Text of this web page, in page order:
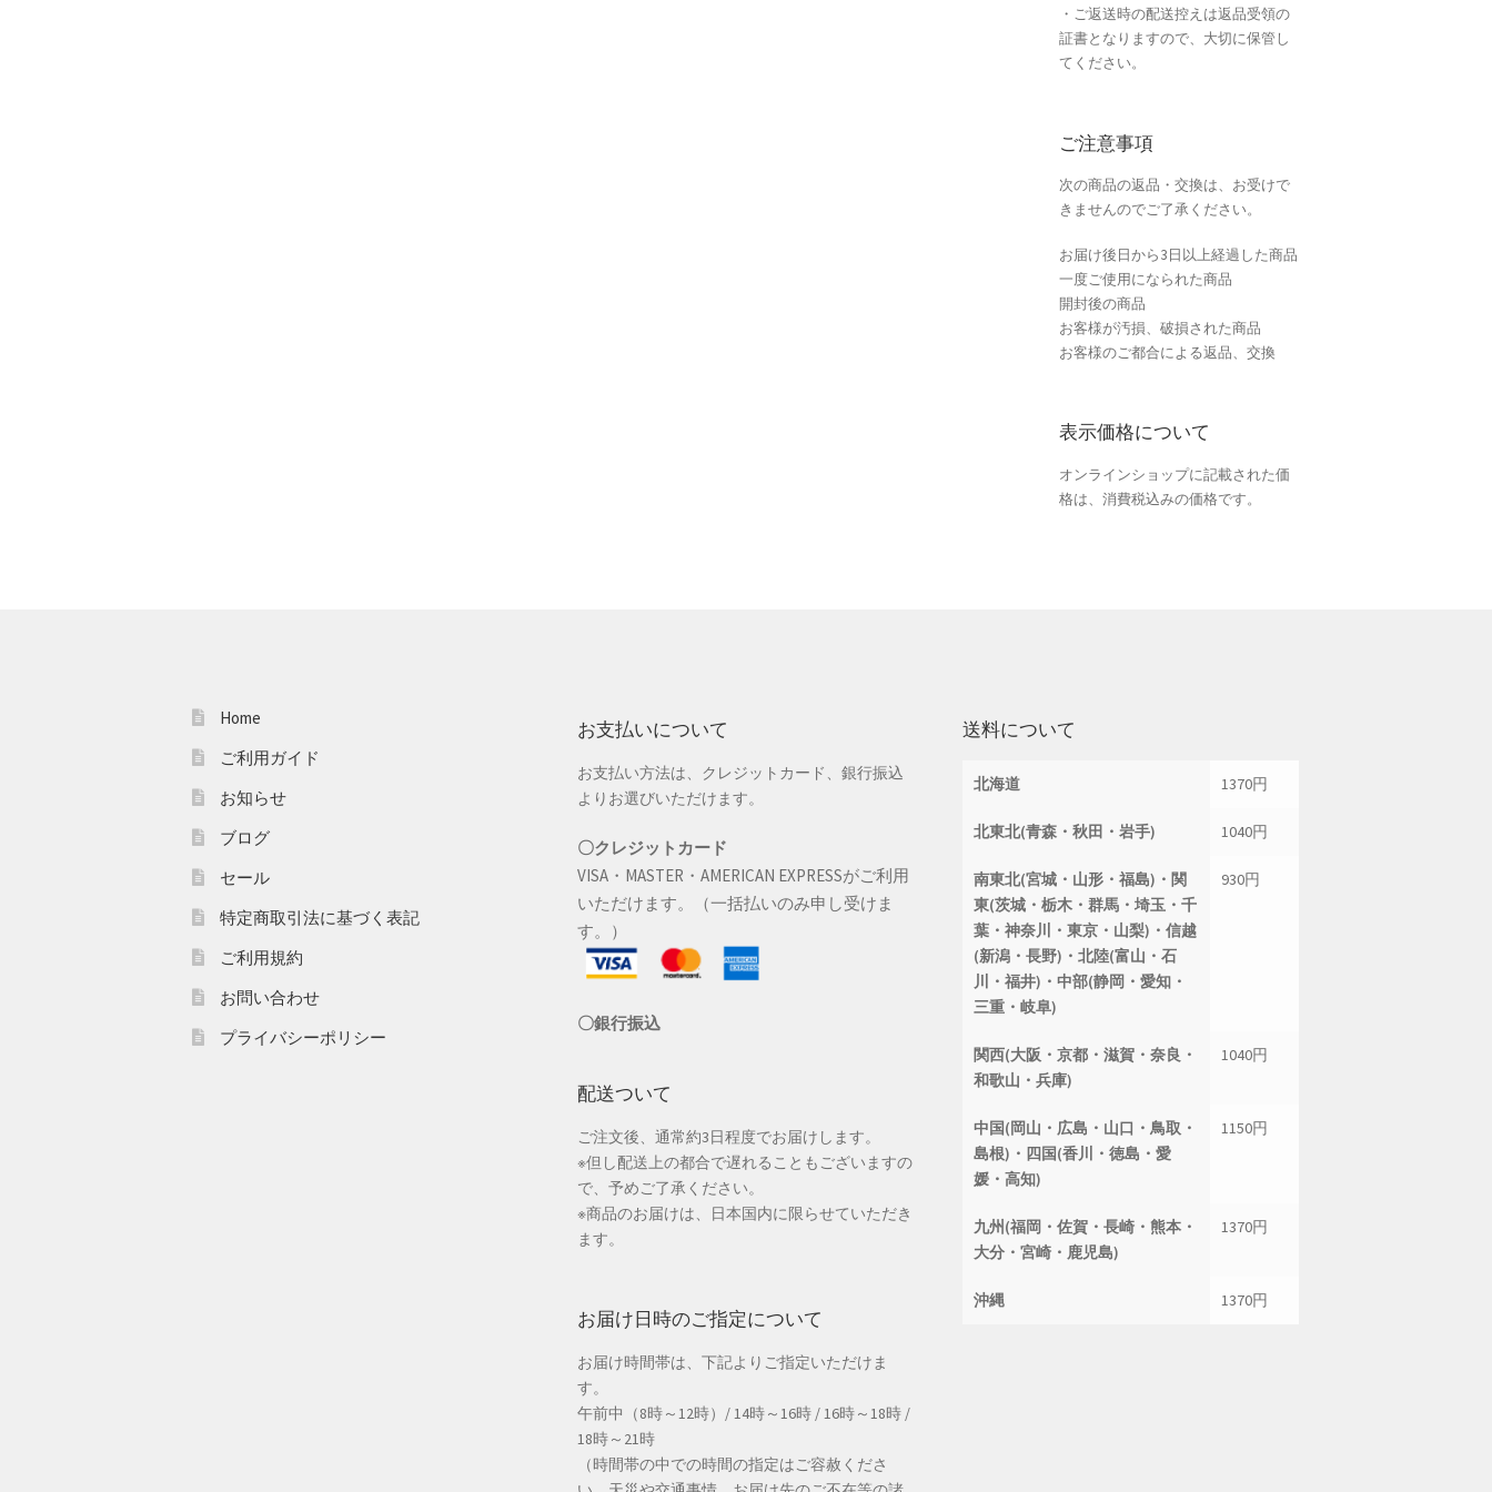
・ご返送時の配送控えは返品受領の
証書となりますので、大切に保管し
てください。
ご注意事項
次の商品の返品・交換は、お受けで
きませんのでご了承ください。
お届け後日から3日以上経過した商品
一度ご使用になられた商品
開封後の商品
お客様が汚損、破損された商品
お客様のご都合による返品、交換
表示価格について
オンラインショップに記載された価
格は、消費税込みの価格です。
Home
ご利用ガイド
お知らせ
ブログ
セール
特定商取引法に基づく表記
ご利用規約
お問い合わせ
プライバシーポリシー
お支払いについて
お支払い方法は、クレジットカード、銀行振込
よりお選びいただけます。
〇クレジットカード
VISA・MASTER・AMERICAN EXPRESSがご利用
いただけます。（一括払いのみ申し受けま
す。）
〇銀行振込
配送ついて
ご注文後、通常約3日程度でお届けします。
※但し配送上の都合で遅れることもございますの
で、予めご了承ください。
※商品のお届けは、日本国内に限らせていただき
ます。
お届け日時のご指定について
お届け時間帯は、下記よりご指定いただけま
す。
午前中（8時～12時）/ 14時～16時 / 16時～18時 /
18時～21時
（時間帯の中での時間の指定はご容赦くださ
送料について
北海道 1370円
北東北(青森・秋田・岩手) 1040円
南東北(宮城・山形・福島)・関
東(茨城・栃木・群馬・埼玉・千
葉・神奈川・東京・山梨)・信越
(新潟・長野)・北陸(富山・石
川・福井)・中部(静岡・愛知・
三重・岐阜)
930円
関西(大阪・京都・滋賀・奈良・
和歌山・兵庫)
1040円
中国(岡山・広島・山口・鳥取・
島根)・四国(香川・徳島・愛
媛・高知)
1150円
九州(福岡・佐賀・長崎・熊本・
大分・宮崎・鹿児島)
1370円
沖縄 1370円